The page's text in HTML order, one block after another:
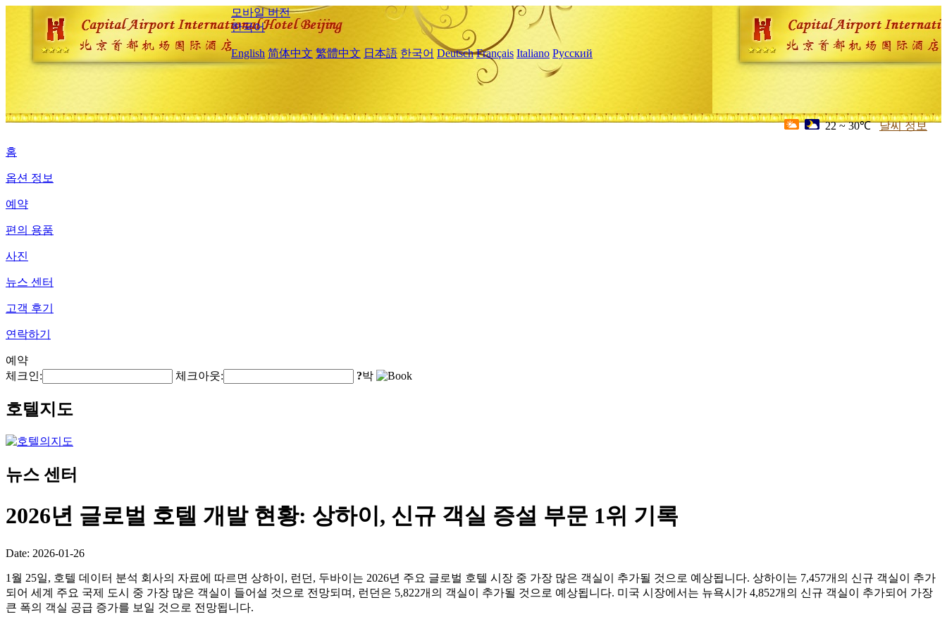
모바일 버전
한국어
English 简体中文 繁體中文 日本語 한국어 Deutsch Français Italiano Русский
22 ~ 30℃ 날씨 정보
홈
옵션 정보
예약
편의 용품
사진
뉴스 센터
고객 후기
연락하기
예약
체크인:
체크아웃: ?박
호텔지도
뉴스 센터
2026년 글로벌 호텔 개발 현황: 상하이, 신규 객실 증설 부문 1위 기록
Date: 2026-01-26
1월 25일, 호텔 데이터 분석 회사의 자료에 따르면 상하이, 런던, 두바이는 2026년 주요 글로벌 호텔 시장 중 가장 많은 객실이 추가될 것으로 예상됩니다. 상하이는 7,457개의 신규 객실이 추가
되어 세계 주요 국제 도시 중 가장 많은 객실이 들어설 것으로 전망되며, 런던은 5,822개의 객실이 추가될 것으로 예상됩니다. 미국 시장에서는 뉴욕시가 4,852개의 신규 객실이 추가되어 가장
큰 폭의 객실 공급 증가를 보일 것으로 전망됩니다.